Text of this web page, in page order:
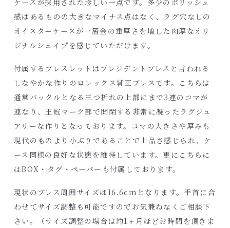
ケースが採用された珍しい一点です。多少のポリッシュ
感はあるものの大きなマイナス点はなく、ラグ穴なしの
オイスターケースが一層金の重厚さを増した肉厚なオリ
ジナルシェイプを感じていただけます。
付属するブレスレットはプレジデントブレスと言われる
しなやかな作りのロレックス純正ブレスです。こちらは
通常バックルとなる三つ折れの上部にまで3連のコマが
連なり、王冠マーク部で開閉する非常に凝ったラグジュ
アリーな作りとなっております。コマの大きさや厚みも
現代のものより小ぶりであることで上品さ感じられ、ケ
ース同様の良好な状態を維持しています。更にこちらに
はBOX・タグ・ペーパーも付属しております。
現状のブレス周囲サイズは16.6cmとなります。手首に合
わせてサイズ調整も可能ですのでお気兼ねなくご相談下
さい。（サイズ調整の場合は約1ヶ月ほどお時間を頂きま